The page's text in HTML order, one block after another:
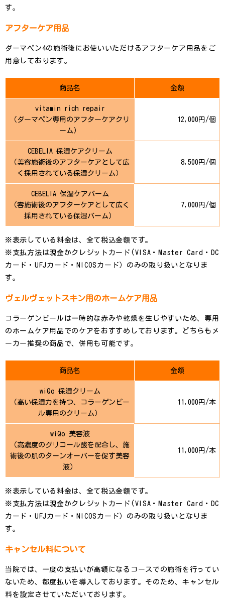
す。
アフターケア用品
ダーマペン4の施術後にお使いいただけるアフターケア用品をご
用意しております。
商品名 金額
vitamin rich repair
（ダーマペン専用のアフターケアクリ
ーム）
12,000円/個
CEBELIA 保湿ケアクリーム
（美容施術後のアフターケアとして広
く採用されている保湿クリーム）
8,500円/個
CEBELIA 保湿ケアバーム
（容施術後のアフターケアとして広く
採用されている保湿バーム）
7,000円/個
※表示している料金は、全て税込金額です。
※支払方法は現金かクレジットカード(VISA・Master Card・DC
カード・UFJカード・NICOSカード）のみの取り扱いとなりま
す。
ヴェルヴェットスキン用のホームケア用品
コラーゲンピールは一時的な赤みや乾燥を生じやすいため、専用
のホームケア用品でのケアをおすすめしております。どちらもメ
ーカー推奨の商品で、併用も可能です。
商品名 金額
wiQo 保湿クリーム
（高い保湿力を持つ、コラーゲンピー
ル専用のクリーム）
11,000円/本
wiQo 美容液
（高濃度のグリコール酸を配合し、施
術後の肌のターンオーバーを促す美容
液）
11,000円/本
※表示している料金は、全て税込金額です。
※支払方法は現金かクレジットカード(VISA・Master Card・DC
カード・UFJカード・NICOSカード）のみの取り扱いとなりま
す。
キャンセル料について
当院では、一度の支払いが高額になるコースでの施術を行ってい
ないため、都度払いを導入しております。そのため、キャンセル
料を設定させていただいております。